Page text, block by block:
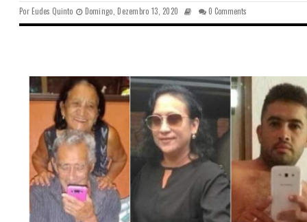
PorEudes Quinto Domingo, Dezembro 13, 2020 0 Comments